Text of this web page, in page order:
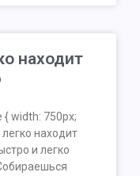
находит
width: 750px;
находит
и легко